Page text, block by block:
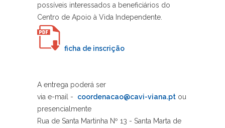
possíveis interessados a beneficiários do
Centro de Apoio à Vida Independente.
ficha de inscrição
A entrega poderá ser
via e-mail - coordenacao@cavi-viana.pt ou
presencialmente
Rua de Santa Martinha Nº 13 - Santa Marta de